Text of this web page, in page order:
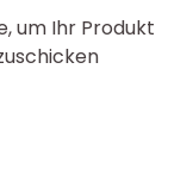
um Ihr Produkt